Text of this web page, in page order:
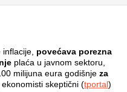
povećava porezna
plaća u javnom sektoru,
milijuna eura godišnje za
, ekonomisti skeptični (tportal)